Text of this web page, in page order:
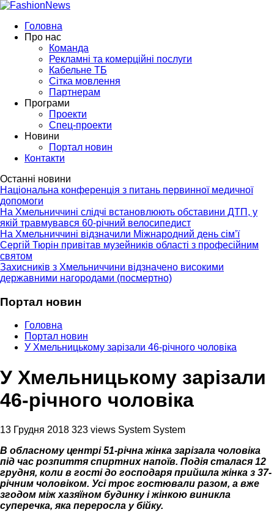
Головна
Про нас
Команда
Рекламні та комерційні послуги
Кабельне ТБ
Сітка мовлення
Партнерам
Програми
Проекти
Спец-проекти
Новини
Портал новин
Контакти
Останні новини
Національна конференція з питань первинної медичної
допомоги
На Хмельниччині слідчі встановлюють обставини ДТП, у
якій травмувався 60-річний велосипедист
На Хмельниччині відзначили Міжнародний день сім’ї
Сергій Тюрін привітав музейників області з професійним
святом
Захисників з Хмельниччини відзначено високими
державними нагородами (посмертно)
Портал новин
Головна
Портал новин
У Хмельницькому зарізали 46-річного чоловіка
У Хмельницькому зарізали
46-річного чоловіка
13 Грудня 2018 323 views System System
В обласному центрі 51-річна жінка зарізала чоловіка
під час розпиття спиртних напоїв. Подія сталася 12
грудня, коли в гості до господаря прийшла жінка з 37-
річним чоловіком. Усі троє гостювали разом, а вже
згодом між хазяїном будинку і жінкою виникла
суперечка, яка переросла у бійку.